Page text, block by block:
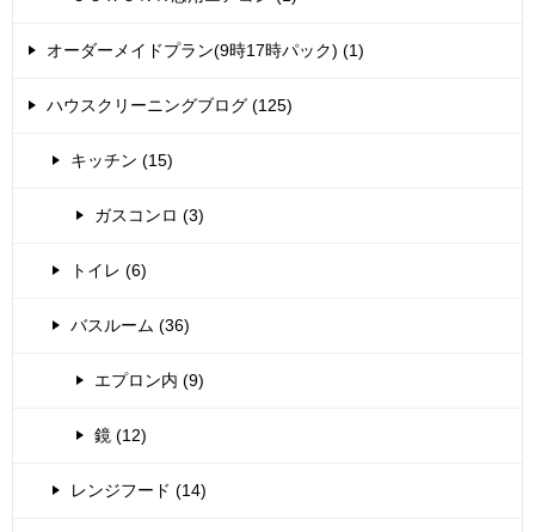
オーダーメイドプラン(9時17時パック) (1)
ハウスクリーニングブログ (125)
キッチン (15)
ガスコンロ (3)
トイレ (6)
バスルーム (36)
エプロン内 (9)
鏡 (12)
レンジフード (14)